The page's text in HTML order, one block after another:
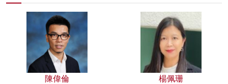
陳偉倫 楊佩珊